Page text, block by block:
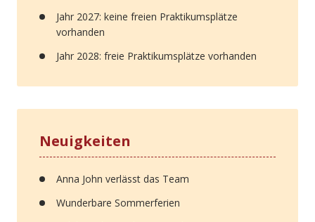
Jahr 2027: keine freien Praktikumsplätze
vorhanden
Jahr 2028: freie Praktikumsplätze vorhanden
Neuigkeiten
Anna John verlässt das Team
Wunderbare Sommerferien